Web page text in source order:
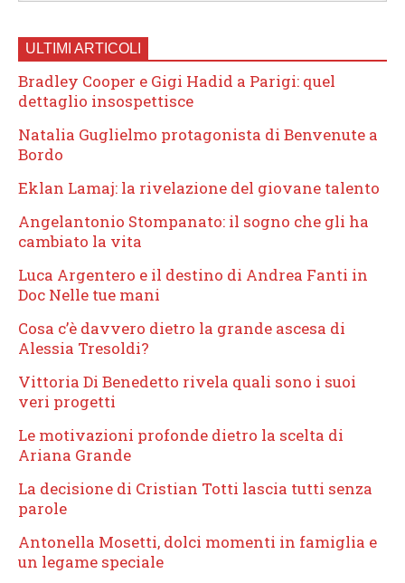
ULTIMI ARTICOLI
Bradley Cooper e Gigi Hadid a Parigi: quel
dettaglio insospettisce
Natalia Guglielmo protagonista di Benvenute a
Bordo
Eklan Lamaj: la rivelazione del giovane talento
Angelantonio Stompanato: il sogno che gli ha
cambiato la vita
Luca Argentero e il destino di Andrea Fanti in
Doc Nelle tue mani
Cosa c’è davvero dietro la grande ascesa di
Alessia Tresoldi?
Vittoria Di Benedetto rivela quali sono i suoi
veri progetti
Le motivazioni profonde dietro la scelta di
Ariana Grande
La decisione di Cristian Totti lascia tutti senza
parole
Antonella Mosetti, dolci momenti in famiglia e
un legame speciale